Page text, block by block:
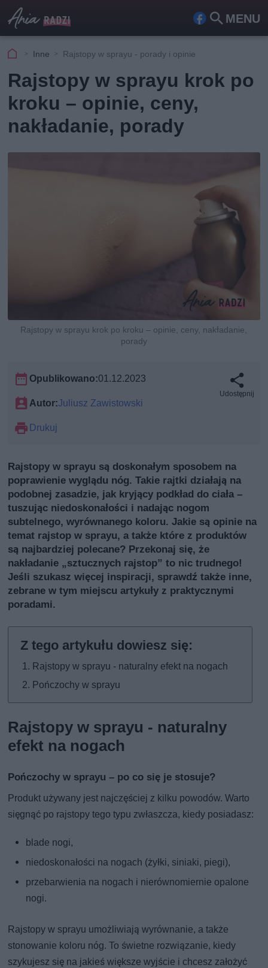
MENU
Fa
ook
Szu
Inne Rajstopy w sprayu - porady i opinie
Rajstopy w sprayu krok po
kroku – opinie, ceny,
nakładanie, porady
Rajstopy w sprayu krok po kroku – opinie, ceny, nakładanie,
porady
Opublikowano:01.12.2023
Autor:Juliusz Zawistowski
Drukuj
Udostępnij
Rajstopy w sprayu są doskonałym sposobem na
poprawienie wyglądu nóg. Takie rajtki działają na
podobnej zasadzie, jak kryjący podkład do ciała –
tuszując niedoskonałości i nadając nogom
subtelnego, wyrównanego koloru. Jakie są opinie na
temat rajstop w sprayu, a także które z produktów
są najbardziej polecane? Przekonaj się, że
nakładanie „sztucznych rajstop” to nic trudnego!
Jeśli szukasz więcej inspiracji, sprawdź także inne,
zebrane w tym miejscu artykuły z praktycznymi
poradami.
Rajstopy w sprayu - naturalny efekt na nogach
Pończochy w sprayu
Rajstopy w sprayu - naturalny
efekt na nogach
Pończochy w sprayu – po co się je stosuje?
Produkt używany jest najczęściej z kilku powodów. Warto
sięgnąć po rajstopy tego typu zwłaszcza, kiedy posiadasz:
blade nogi,
niedoskonałości na nogach (żyłki, siniaki, piegi),
przebarwienia na nogach i nierównomiernie opalone
nogi.
Rajstopy w sprayu umożliwiają wyrównanie, a także
stonowanie koloru nóg. To świetne rozwiązanie, kiedy
szykujesz się na jakieś większe wyjście i chcesz założyć